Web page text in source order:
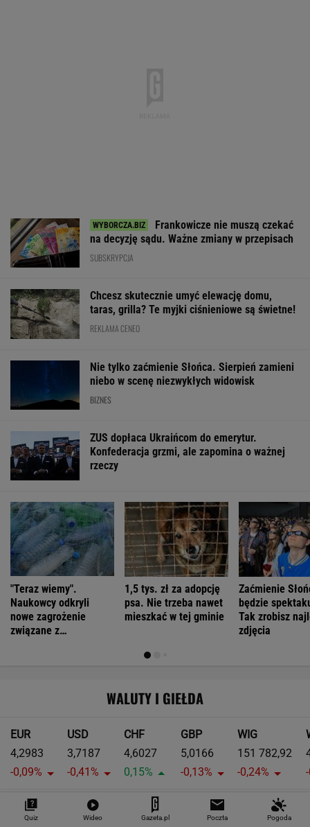
Frankowicze nie muszą czekać
na decyzję sądu. Ważne zmiany w przepisach
SUBSKRYPCJA
Chcesz skutecznie umyć elewację domu,
taras, grilla? Te myjki ciśnieniowe są świetne!
REKLAMA CENEO
Nie tylko zaćmienie Słońca. Sierpień zamieni
niebo w scenę niezwykłych widowisk
BIZNES
ZUS dopłaca Ukraińcom do emerytur.
Konfederacja grzmi, ale zapomina o ważnej
rzeczy
"Teraz wiemy".
Naukowcy odkryli
nowe zagrożenie
związane z
1,5 tys. zł za adopcję
psa. Nie trzeba nawet
mieszkać w tej gminie
Zaćmienie
będzie
Tak zrobisz
zdjęcia
WALUTY I GIEŁDA
EUR
4,2983
-0,09%
USD
3,7187
-0,41%
CHF
4,6027
0,15%
GBP
5,0166
-0,13%
WIG
151 782,92
-0,24%
SPRAWDŹ NOTOWANIA
Quiz Wideo Gazeta.pl Poczta Pogoda